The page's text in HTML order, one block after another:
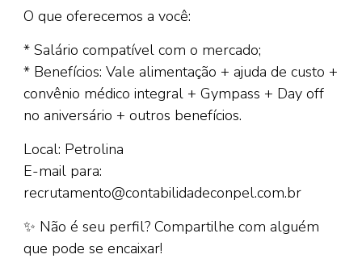
O que oferecemos a você:
* Salário compatível com o mercado;
* Benefícios: Vale alimentação + ajuda de custo +
convênio médico integral + Gympass + Day off
no aniversário + outros benefícios.
Local: Petrolina
E-mail para:
recrutamento@contabilidadeconpel.com.br
✨ Não é seu perfil? Compartilhe com alguém
que pode se encaixar!